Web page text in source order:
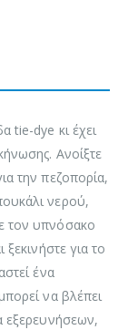
tie-dye κι έχει
Ανοίξτε
την πεζοπορία,
νερού,
τον υπνόσακο
για το
ένα
να βλέπει
εξερευνήσεων,